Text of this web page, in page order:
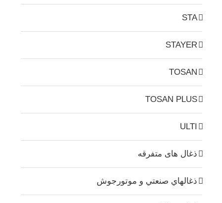
STA
STAYER
TOSAN
TOSAN PLUS
ULTI
ذغال های متفرقه
ذغالهاي صنعتي و موتورجوش